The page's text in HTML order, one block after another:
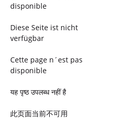
disponible
Diese Seite ist nicht
verfügbar
Cette page n´est pas
disponible
यह पृष्ठ उपलब्ध नहीं है
此页面当前不可用